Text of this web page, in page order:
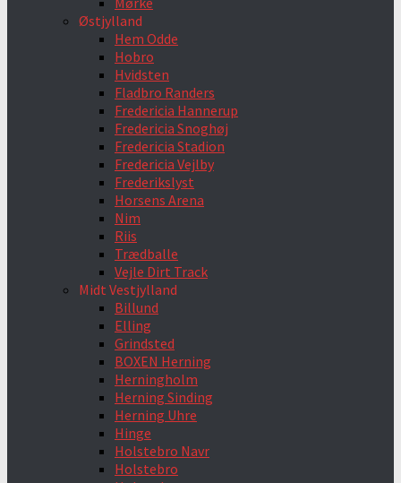
Østjylland
Hem Odde
Hobro
Hvidsten
Fladbro Randers
Fredericia Hannerup
Fredericia Snoghøj
Fredericia Stadion
Fredericia Vejlby
Frederikslyst
Horsens Arena
Nim
Riis
Trædballe
Vejle Dirt Track
Midt Vestjylland
Billund
Elling
Grindsted
BOXEN Herning
Herningholm
Herning Sinding
Herning Uhre
Hinge
Holstebro Navr
Holstebro